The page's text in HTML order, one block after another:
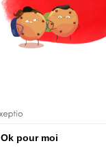
Ok pour moi